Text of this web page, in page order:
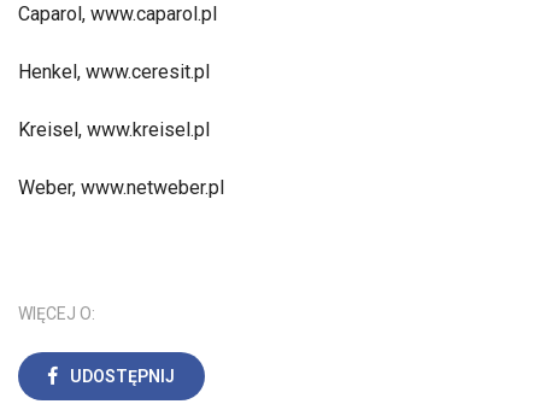
Caparol, www.caparol.pl
Henkel, www.ceresit.pl
Kreisel, www.kreisel.pl
Weber, www.netweber.pl
WIĘCEJ O:
UDOSTĘPNIJ